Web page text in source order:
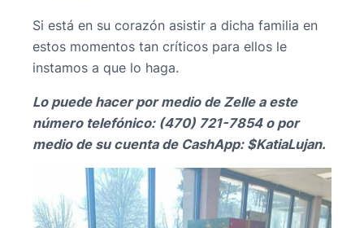
Si está en su corazón asistir a dicha familia en
estos momentos tan críticos para ellos le
instamos a que lo haga.
Lo puede hacer por medio de Zelle a este
número telefónico: (470) 721-7854 o por
medio de su cuenta de CashApp: $KatiaLujan.